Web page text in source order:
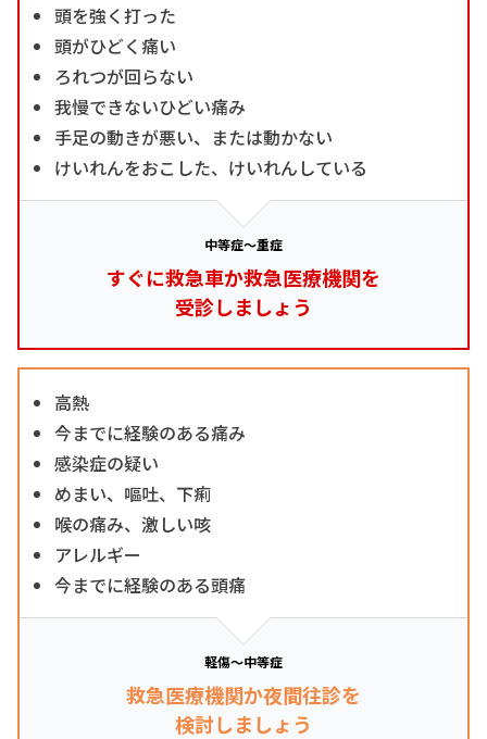
頭を強く打った
頭がひどく痛い
ろれつが回らない
我慢できないひどい痛み
手足の動きが悪い、または動かない
けいれんをおこした、けいれんしている
中等症～重症
すぐに救急車か救急医療機関を
受診しましょう
高熱
今までに経験のある痛み
感染症の疑い
めまい、嘔吐、下痢
喉の痛み、激しい咳
アレルギー
今までに経験のある頭痛
軽傷～中等症
救急医療機関か夜間往診を
検討しましょう